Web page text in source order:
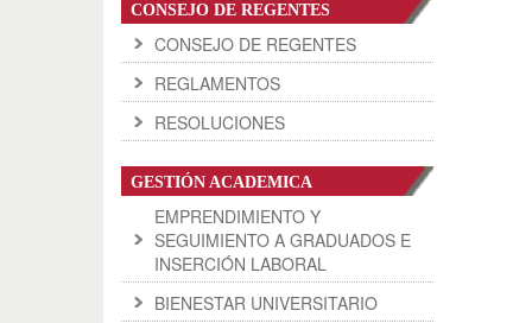
CONSEJO DE REGENTES
CONSEJO DE REGENTES
REGLAMENTOS
RESOLUCIONES
GESTIÓN ACADEMICA
EMPRENDIMIENTO Y
SEGUIMIENTO A GRADUADOS E
INSERCIÓN LABORAL
BIENESTAR UNIVERSITARIO